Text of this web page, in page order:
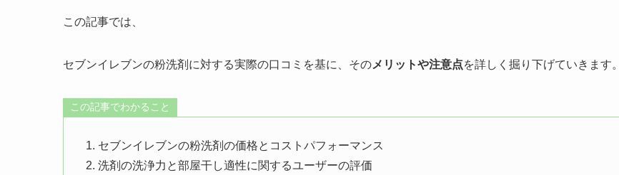
この記事では、
セブンイレブンの粉洗剤に対する実際の口コミを基に、そのメリットや注意点を詳しく掘り下げていきます。
この記事でわかること
セブンイレブンの粉洗剤の価格とコストパフォーマンス
洗剤の洗浄力と部屋干し適性に関するユーザーの評価